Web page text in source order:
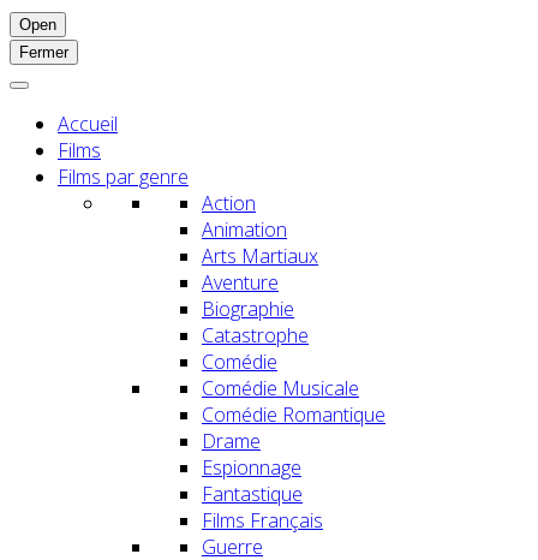
Open
Fermer
Accueil
Films
Films par genre
Action
Animation
Arts Martiaux
Aventure
Biographie
Catastrophe
Comédie
Comédie Musicale
Comédie Romantique
Drame
Espionnage
Fantastique
Films Français
Guerre